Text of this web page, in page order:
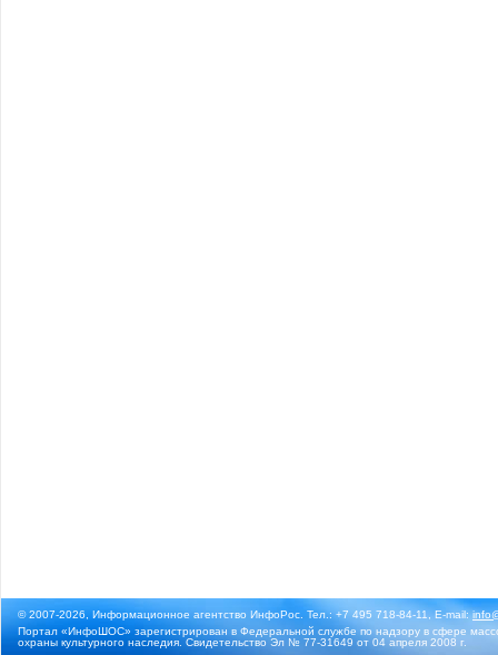
© 2007-2026, Информационное агентство ИнфоРос. Тел.: +7 495 718-84-11, E-mail:
Портал «ИнфоШОС» зарегистрирован в Федеральной службе по надзору в сфере
охраны культурного наследия. Свидетельство Эл № 77-31649 от 04 апреля 2008 г.